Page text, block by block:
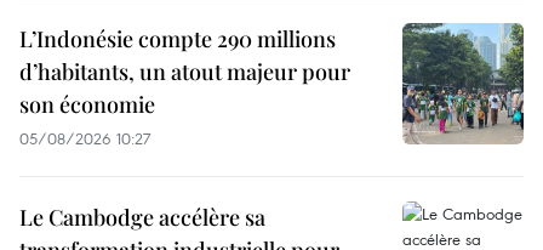
L’Indonésie compte 290 millions
d’habitants, un atout majeur pour
son économie
05/08/2026 10:27
Le Cambodge accélère sa